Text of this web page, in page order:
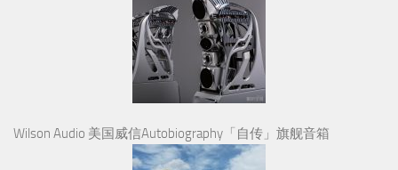
Wilson Audio 美国威信Autobiography「自传」旗舰音箱